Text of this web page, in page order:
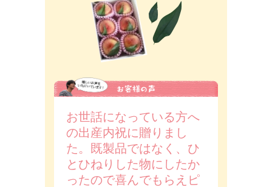
お世話になっている方へ
の出産内祝に贈りまし
た。既製品ではなく、ひ
とひねりした物にしたか
ったので喜んでもらえピ